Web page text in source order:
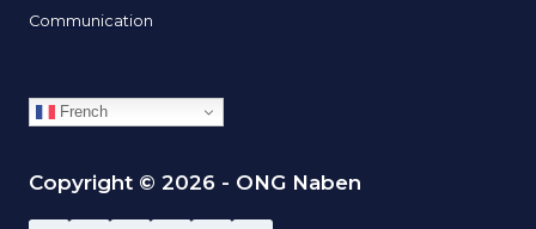
Copyright © 2026 - ONG Naben
Communication
French